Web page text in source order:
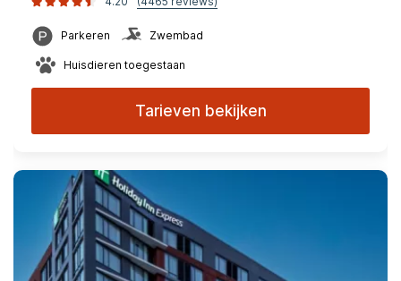
Parkeren Zwembad
Huisdieren toegestaan
Tarieven bekijken